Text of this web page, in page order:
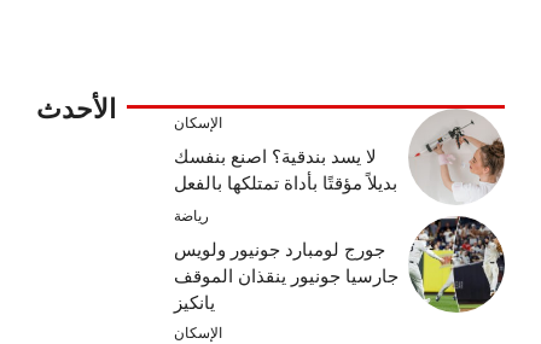
الأحدث الإسكان
لا يسد بندقية؟ اصنع بنفسك
بديلاً مؤقتًا بأداة تمتلكها بالفعل
رياضة
جورج لومبارد جونيور ولويس
جارسيا جونيور ينقذان الموقف
يانكيز
الإسكان